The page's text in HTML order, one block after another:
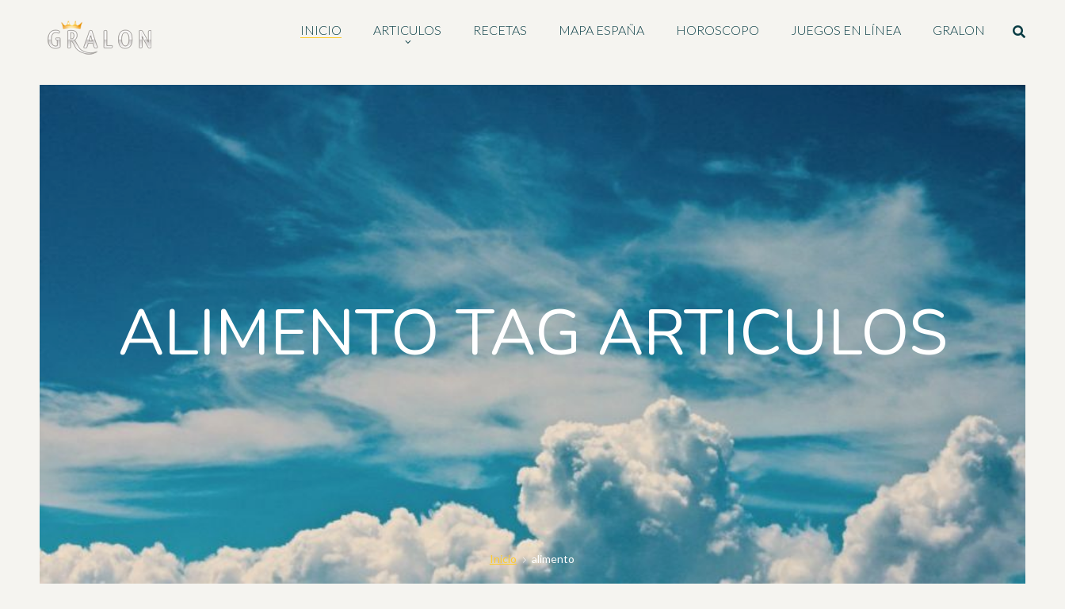
INICIO ARTICULOS RECETAS MAPA ESPAÑA HOROSCOPO JUEGOS EN LÍNEA GRALON
ALIMENTO TAG ARTICULOS
Inicio alimento